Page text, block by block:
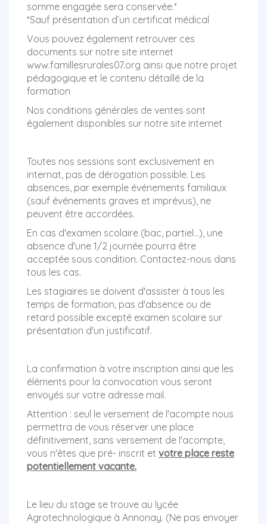
somme engagée sera conservée.*
*Sauf présentation d’un certificat médical
Vous pouvez également retrouver ces
documents sur notre site internet
www.famillesrurales07.org ainsi que notre projet
pédagogique et le contenu détaillé de la
formation
Nos conditions générales de ventes sont
également disponibles sur notre site internet
Toutes nos sessions sont exclusivement en
internat, pas de dérogation possible. Les
absences, par exemple événements familiaux
(sauf événements graves et imprévus), ne
peuvent être accordées.
En cas d'examen scolaire (bac, partiel...), une
absence d'une 1/2 journée pourra être
acceptée sous condition. Contactez-nous dans
tous les cas.
Les stagiaires se doivent d'assister à tous les
temps de formation, pas d'absence ou de
retard possible excepté examen scolaire sur
présentation d'un justificatif.
La confirmation à votre inscription ainsi que les
éléments pour la convocation vous seront
envoyés sur votre adresse mail.
Attention : seul le versement de l'acompte nous
permettra de vous réserver une place
définitivement, sans versement de l'acompte,
vous n'êtes que pré- inscrit et votre place reste
potentiellement vacante.
Le lieu du stage se trouve au lycée
Agrotechnologique à Annonay. (Ne pas envoyer